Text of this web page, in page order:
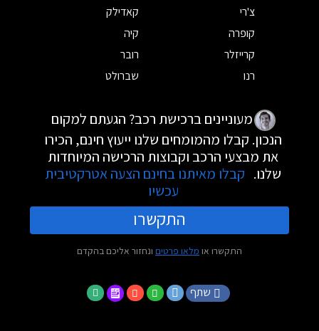
צ'רי
קאדילק
קופרה
קיה
קרייזלר
רובר
רנו
שברולט
מעוניינים ברכישת רכב? הגעתם למקום
הנכון. קבלו מהמומחים שלנו ייעוץ חינם, הכירו
את מבצעי הרכב וקבוצות הרכישה המיוחדות
שלנו. קבלו מאיתנו בחינם הצעה אטרקטיבית
עכשיו
התקשרו
התקשרו או מלאו פרטים ונחזור אליכם בהקדם
שתף